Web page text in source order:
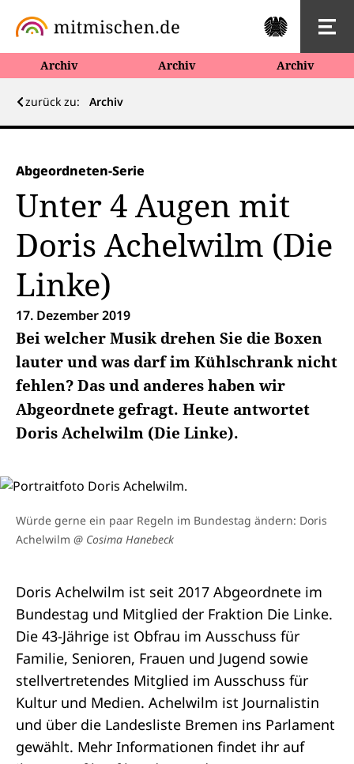
Archiv Archiv Archiv
zurück zu: Archiv
Abgeordneten-Serie
Unter 4 Augen mit
Doris Achelwilm (Die
Linke)
17. Dezember 2019
Bei welcher Musik drehen Sie die Boxen
lauter und was darf im Kühlschrank nicht
fehlen? Das und anderes haben wir
Abgeordnete gefragt. Heute antwortet
Doris Achelwilm (Die Linke).
Würde gerne ein paar Regeln im Bundestag ändern: Doris
Achelwilm @ Cosima Hanebeck
Doris Achelwilm ist seit 2017 Abgeordnete im
Bundestag und Mitglied der Fraktion Die Linke.
Die 43-Jährige ist Obfrau im Ausschuss für
Familie, Senioren, Frauen und Jugend sowie
stellvertretendes Mitglied im Ausschuss für
Kultur und Medien. Achelwilm ist Journalistin
und über die Landesliste Bremen ins Parlament
gewählt. Mehr Informationen findet ihr auf